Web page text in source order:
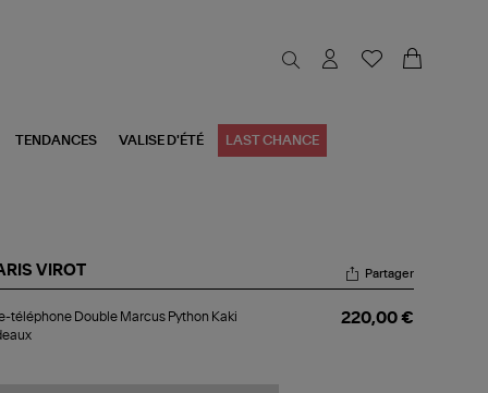
TENDANCES VALISE D'ÉTÉ LAST CHANCE
VIROT Partager
téléphone Double Marcus Python Kaki
220,00 €